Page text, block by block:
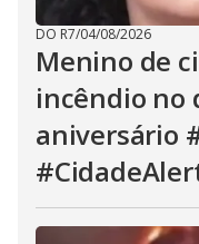
DO R7/04/08/2026
Menino de
incêndio no
aniversário